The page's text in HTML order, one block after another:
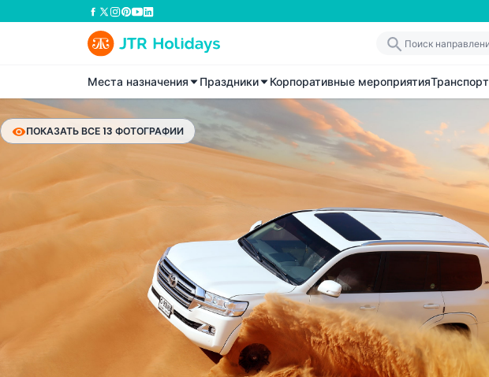
Места назначения Праздники Корпоративные мероприятияТранспорт
ПОКАЗАТЬ ВСЕ 13 ФОТОГРАФИИ